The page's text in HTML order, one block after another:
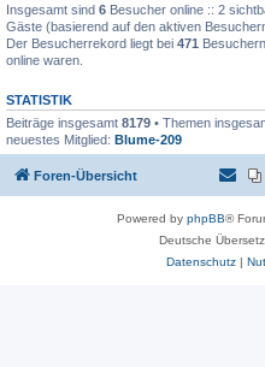
Insgesamt sind 6 Besucher online :: 2
Gäste (basierend auf den aktiven
Der Besucherrekord liegt bei 471
online waren.
STATISTIK
Beiträge insgesamt 8179 • Themen
neuestes Mitglied: Blume-209
Foren-Übersicht
Powered by phpBB®
Deutsche
Datenschutz|